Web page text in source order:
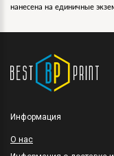
нанесена на единичные
Информация
O нас